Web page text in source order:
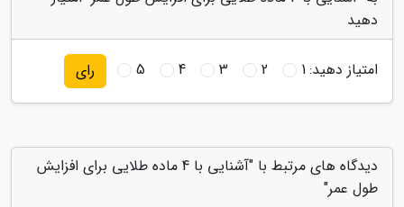
دهید
امتیاز دهید:1
2
3
4
5 رای
دیدگاه های مرتبط با "آشنایی با 4 ماده طلایی برای افزایش
طول عمر"